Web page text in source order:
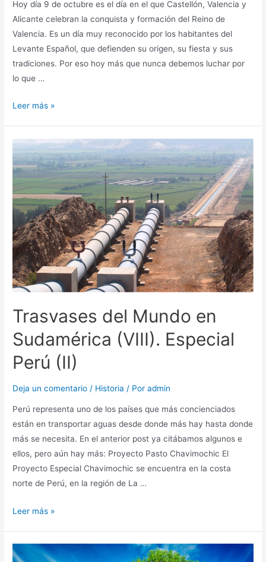
Hoy día 9 de octubre es el día en el que Castellón, Valencia y
Alicante celebran la conquista y formación del Reino de
Valencia. Es un día muy reconocido por los habitantes del
Levante Español, que defienden su origen, su fiesta y sus
tradiciones. Por eso hoy más que nunca debemos luchar por
lo que …
Leer más »
Trasvases del Mundo en
Sudamérica (VIII). Especial
Perú (II)
Deja un comentario / Historia / Poradmin
Perú representa uno de los países que más concienciados
están en transportar aguas desde donde más hay hasta donde
más se necesita. En el anterior post ya citábamos algunos e
ellos, pero aún hay más: Proyecto Pasto Chavimochic El
Proyecto Especial Chavimochic se encuentra en la costa
norte de Perú, en la región de La …
Leer más »